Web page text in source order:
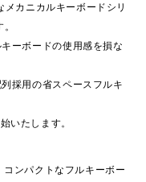
カニカルキーボードシリ
ーボードの使用感を損な
採用の省スペースフルキ
いたします。
ンパクトなフルキーボー